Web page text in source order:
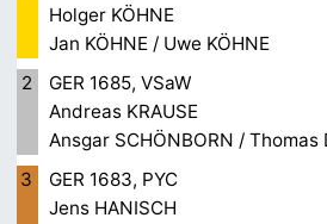
Holger KÖHNE
Jan KÖHNE / Uwe KÖHNE
2
GER 1685, VSaW
Andreas KRAUSE
Ansgar SCHÖNBORN / Thomas
3
GER 1683, PYC
Jens HANISCH